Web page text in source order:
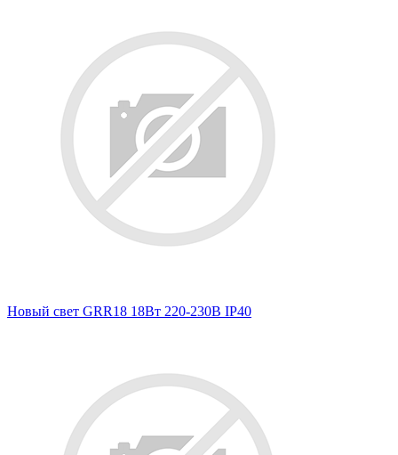
Новый свет GRR18 18Вт 220-230В IP40